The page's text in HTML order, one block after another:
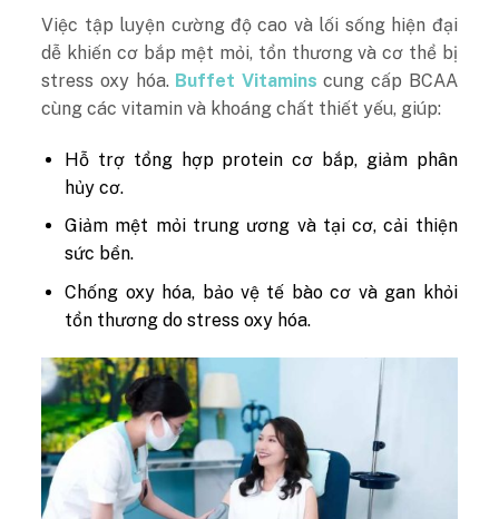
Việc tập luyện cường độ cao và lối sống hiện đại
dễ khiến cơ bắp mệt mỏi, tổn thương và cơ thể bị
stress oxy hóa. Buffet Vitamins cung cấp BCAA
cùng các vitamin và khoáng chất thiết yếu, giúp:
Hỗ trợ tổng hợp protein cơ bắp, giảm phân
hủy cơ.
Giảm mệt mỏi trung ương và tại cơ, cải thiện
sức bền.
Chống oxy hóa, bảo vệ tế bào cơ và gan khỏi
tổn thương do stress oxy hóa.